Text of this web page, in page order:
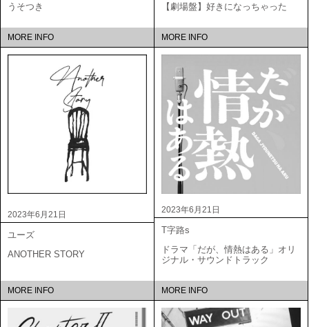
うそつき
MORE INFO
【劇場盤】好きになっちゃった
MORE INFO
2023年6月21日
ユーズ
ANOTHER STORY
MORE INFO
2023年6月21日
T字路s
ドラマ「だが、情熱はある」オリ
ジナル・サウンドトラック
MORE INFO